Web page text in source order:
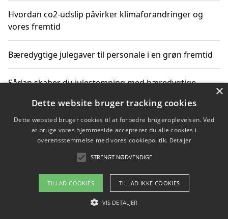
Hvordan co2-udslip påvirker klimaforandringer og
vores fremtid
Bæredygtige julegaver til personale i en grøn fremtid
Sådan skaber du julestemning med bæredygtige
Sådan skaber du et bæredygtigt hjem med familien i
Copyright 2026 - Pilanto Aps
Om / kontakt
×
Dette website bruger tracking cookies
Dette websted bruger cookies til at forbedre brugeroplevelsen. Ved
at bruge vores hjemmeside accepterer du alle cookies i
overensstemmelse med vores cookiepolitik. Detaljer
STRENGT NØDVENDIGE
TILLAD COOKIES TILLAD IKKE COOKIES
VIS DETALJER